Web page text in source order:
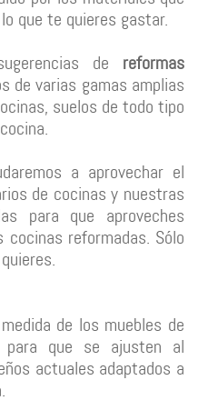
que te quieres gastar.
de reformas
de varias gamas amplias
suelos de todo tipo
a aprovechar el
de cocinas y nuestras
para que aproveches
reformadas. Sólo
de los muebles de
para que se ajusten al
actuales adaptados a